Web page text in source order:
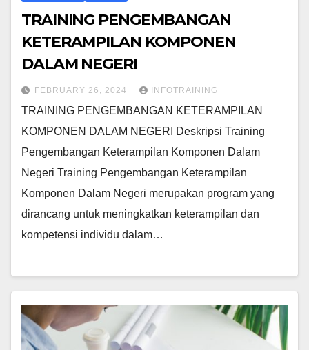
TRAINING PENGEMBANGAN
KETERAMPILAN KOMPONEN
DALAM NEGERI
FEBRUARY 26, 2024 INFOTRAINING
TRAINING PENGEMBANGAN KETERAMPILAN
KOMPONEN DALAM NEGERI Deskripsi Training
Pengembangan Keterampilan Komponen Dalam
Negeri Training Pengembangan Keterampilan
Komponen Dalam Negeri merupakan program yang
dirancang untuk meningkatkan keterampilan dan
kompetensi individu dalam…